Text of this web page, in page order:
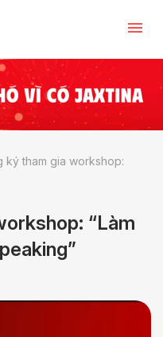
ký tham gia workshop:
“Làm